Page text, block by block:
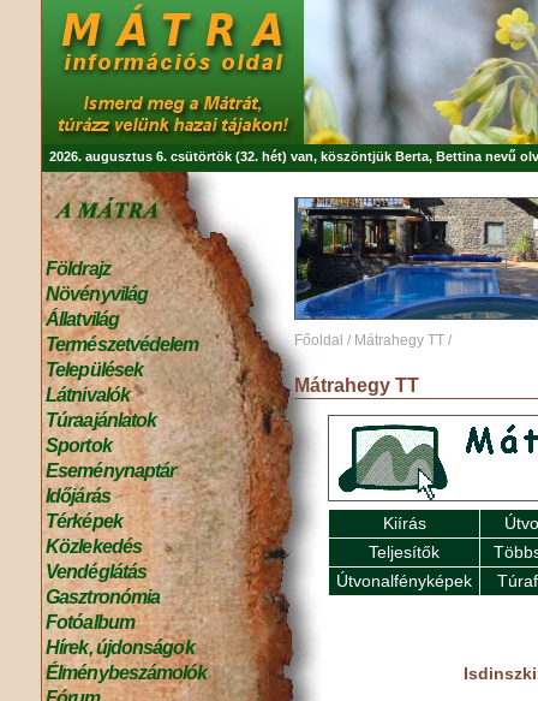
2026. augusztus 6. csütörtök (32. hét) van, köszöntjük Berta, Bettina nevű
Földrajz
Növényvilág
Állatvilág
Természetvédelem
Települések
Látnivalók
Túraajánlatok
Sportok
Eseménynaptár
Időjárás
Térképek
Közlekedés
Vendéglátás
Gasztronómia
Fotóalbum
Hírek, újdonságok
Élménybeszámolók
Főoldal / Mátrahegy TT /
Mátrahegy TT
Kiírás
Teljesítők
Útvonalfényképek
Isdinszki